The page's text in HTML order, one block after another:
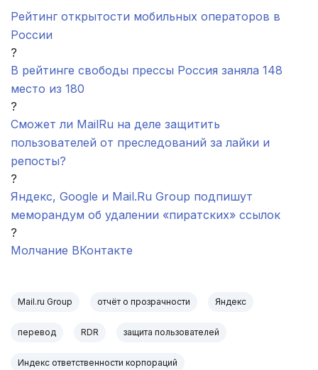
Рейтинг открытости мобильных операторов в
России
?
В рейтинге свободы прессы Россия заняла 148
место из 180
?
Сможет ли MailRu на деле защитить
пользователей от преследований за лайки и
репосты?
?
Яндекс, Google и Mаіl.Ru Group подпишут
меморандум об удалении «пиратских» ссылок
?
Молчание ВКонтакте
Mail.ru Group отчёт о прозрачности Яндекс
перевод RDR защита пользователей
Индекс ответственности корпораций